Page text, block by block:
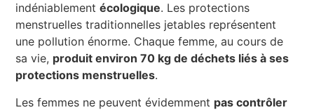
indéniablementécologique. Les protections
menstruelles traditionnelles jetables représentent
une pollution énorme. Chaque femme, au cours de
sa vie, produit environ 70 kg de déchets liés à ses
protections menstruelles.
Les femmes ne peuvent évidemment pas contrôler